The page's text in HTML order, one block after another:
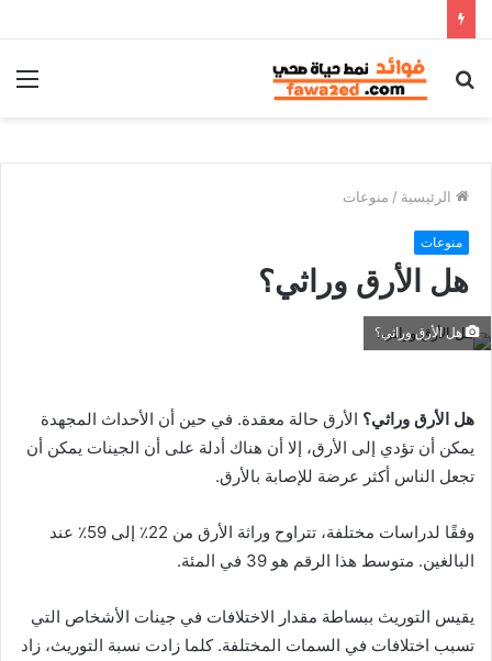
بحث
الرئيسية / منوعات
منوعات
هل الأرق وراثي؟
هل الأرق وراثي؟
هل الأرق وراثي؟ الأرق حالة معقدة. في حين أن الأحداث المجهدة
يمكن أن تؤدي إلى الأرق، إلا أن هناك أدلة على أن الجينات يمكن أن
تجعل الناس أكثر عرضة للإصابة بالأرق.
وفقًا لدراسات مختلفة، تتراوح وراثة الأرق من 22٪ إلى 59٪ عند
البالغين. متوسط ​​هذا الرقم هو 39 في المئة.
يقيس التوريث ببساطة مقدار الاختلافات في جينات الأشخاص التي
تسبب اختلافات في السمات المختلفة. كلما زادت نسبة التوريث، زاد